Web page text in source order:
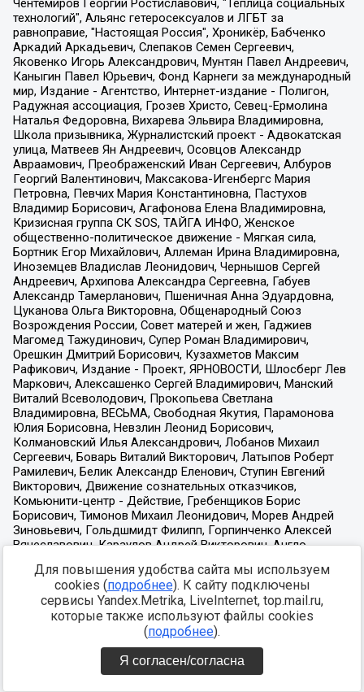
Для повышения удобства сайта мы используем
cookies (подробнее). К сайту подключены
сервисы Yandex.Metrika, LiveInternet, top.mail.ru,
которые также используют файлы cookies
(подробнее).
Я согласен/согласна